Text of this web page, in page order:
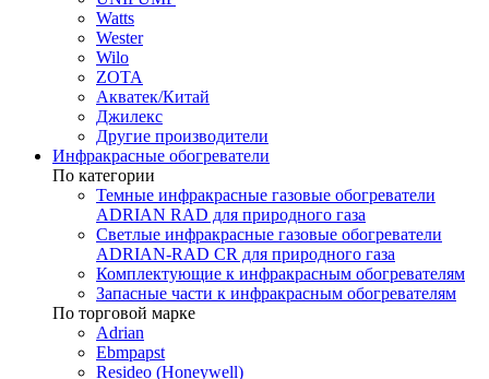
Watts
Wester
Wilo
ZOTA
Акватек/Китай
Джилекс
Другие производители
Инфракрасные обогреватели
По категории
Темные инфракрасные газовые обогреватели
ADRIAN RAD для природного газа
Светлые инфракрасные газовые обогреватели
ADRIAN-RAD CR для природного газа
Комплектующие к инфракрасным обогревателям
Запасные части к инфракрасным обогревателям
По торговой марке
Adrian
Ebmpapst
Resideo (Honeywell)